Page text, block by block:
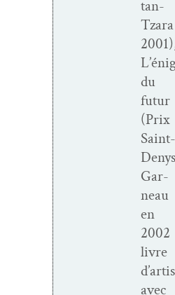
tan-
Tzara
du
futur
(Prix
Saint-
Denys
Gar­
neau
en
2002
livre
avec